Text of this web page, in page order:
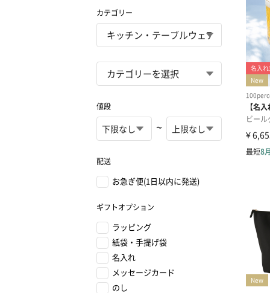
カテゴリー
値段
~
配送
お急ぎ便(1日以内に発送)
ギフトオプション
ラッピング
紙袋・手提げ袋
名入れ
メッセージカード
のし